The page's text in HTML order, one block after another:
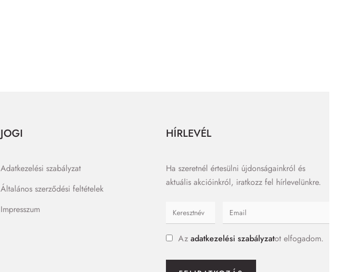
JOGI
Adatkezelési szabályzat
Általános szerződési feltételek
Impresszum
HÍRLEVÉL
Ha szeretnél értesülni újdonságainkról és
aktuális akcióinkról, iratkozz fel hírlevelünkre.
Az adatkezelési szabályzatot elfogadom.